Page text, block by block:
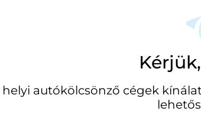
autókölcsönző cégek